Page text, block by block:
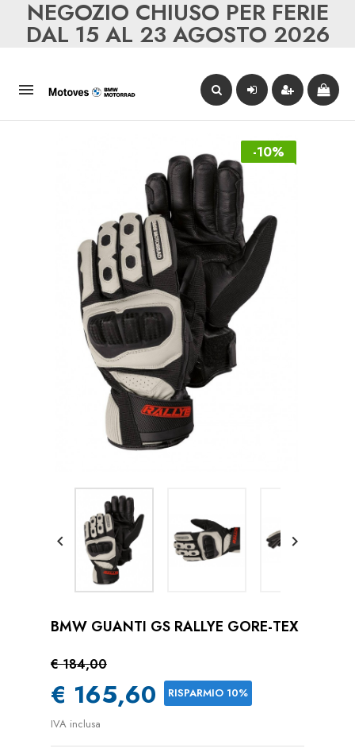
NEGOZIO CHIUSO PER FERIE
DAL 15 AL 23 AGOSTO 2026

-10%
 
BMW GUANTI GS RALLYE GORE-TEX
€ 184,00
€ 165,60 RISPARMIO 10%
IVA inclusa